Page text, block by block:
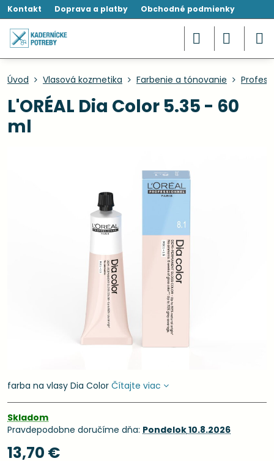
Kontakt Doprava a platby Obchodné podmienky
Úvod Vlasová kozmetika Farbenie a tónovanie
L'ORÉAL Dia Color 5.35 - 60
ml
farba na vlasy Dia Color Čítajte viac
Skladom
Pravdepodobne doručíme dňa: Pondelok10.8.2026
13,70 €